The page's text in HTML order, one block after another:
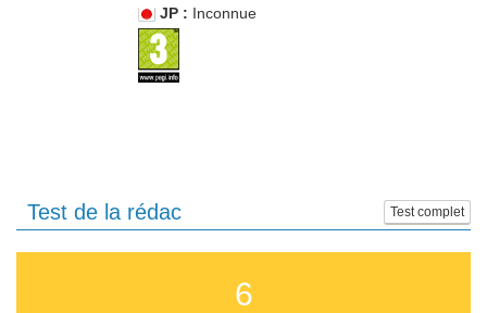
JP : Inconnue
Test complet
Test de la rédac
6